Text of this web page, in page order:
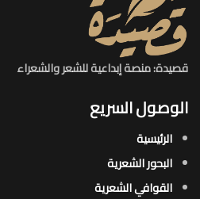
قصيدة: منصة إبداعية للشعر والشعراء
الوصول السريع
الرئيسية
البحور الشعرية​
القوافي الشعرية​